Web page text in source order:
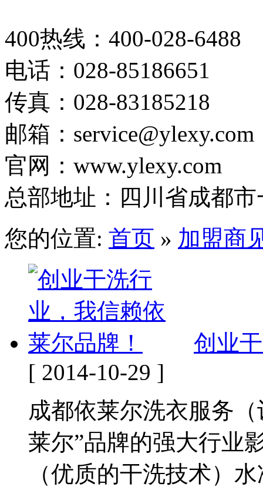
2
3
400热线：400-028-6488
电话：028-85186651
传真：028-83185218
邮箱：service@ylexy.com
官网：www.ylexy.com
总部地址：四川省成都
您的位置: 首页 » 加盟商
创业
[ 2014-10-29 ]
成都依莱尔洗衣服务
莱尔”品牌的强大行业
（优质的干洗技术）